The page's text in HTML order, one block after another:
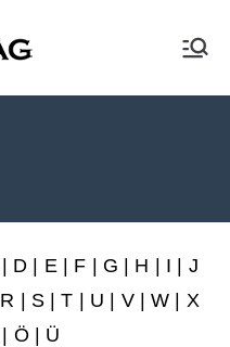
XEBAN-Verlag
D E| F G H I
J
R S |T U V|W
X
| Ö | Ü